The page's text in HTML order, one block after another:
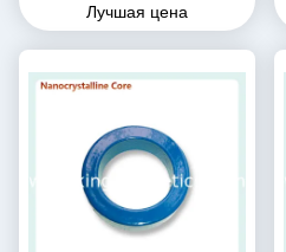
индуктора дроссельной
Magnetics
Лучшая цена